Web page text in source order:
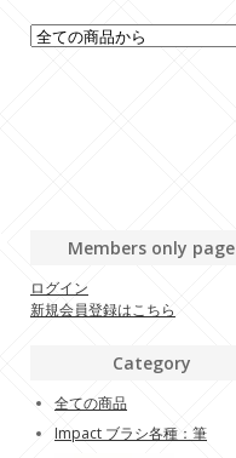
Members only page
ログイン
新規会員登録はこちら
Category
全ての商品
Impact ブラシ各種：筆